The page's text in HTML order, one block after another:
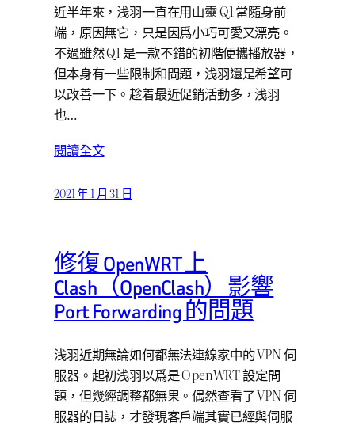
近半年來，浅羽一直在用山靈 Q1 當隨身前
端，原因無它，只是因爲小巧可愛又漂亮。
不過雖然 Q1 是一款不錯的初階便攜播放器，
但本身有一些限制和問題，浅羽還是希望可
以改善一下。趁着最近促銷活動多，浅羽
也…
閱讀全文
2021 年 1 月 31 日
修復 OpenWRT 上
Clash（OpenClash）影響
Port Forwarding 的問題
浅羽近期無論如何都無法連線家中的 VPN 伺
服器。起初浅羽以爲是 OpenWRT 設定問
題，但幾經調整都無果。偶然查看了 VPN 伺
服器的日誌，才發現客戶端其實已經與伺服